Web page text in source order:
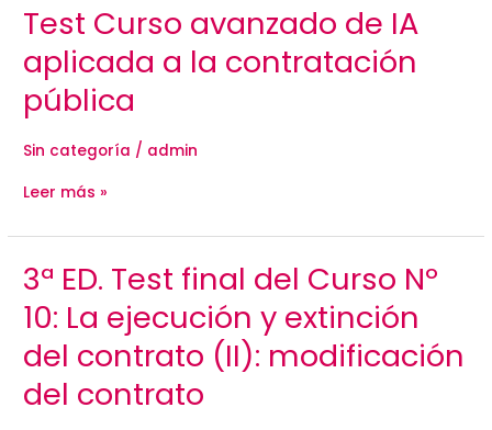
Test Curso avanzado de IA
aplicada a la contratación
pública
Sin categoría / admin
Test
Curso
avanzado
de
aplicada
a
contratación
Leer más »
3ª ED. Test final del Curso Nº
10: La ejecución y extinción
del contrato (II): modificación
del contrato
3ª
ED.
Test
final
Curso
Nº
10:
La